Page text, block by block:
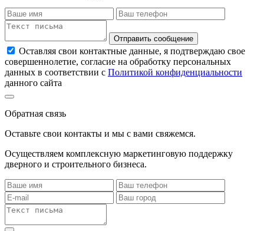
Отправить сообщение
Оставляя свои контактные данные, я подтверждаю свое
совершеннолетие, согласие на обработку персональных
данных в соответствии с Политикой конфиденциальности
данного сайта
Обратная связь
Оставьте свои контакты и мы с вами свяжемся.
Осуществляем комплексную маркетинговую поддержку
дверного и строительного бизнеса.